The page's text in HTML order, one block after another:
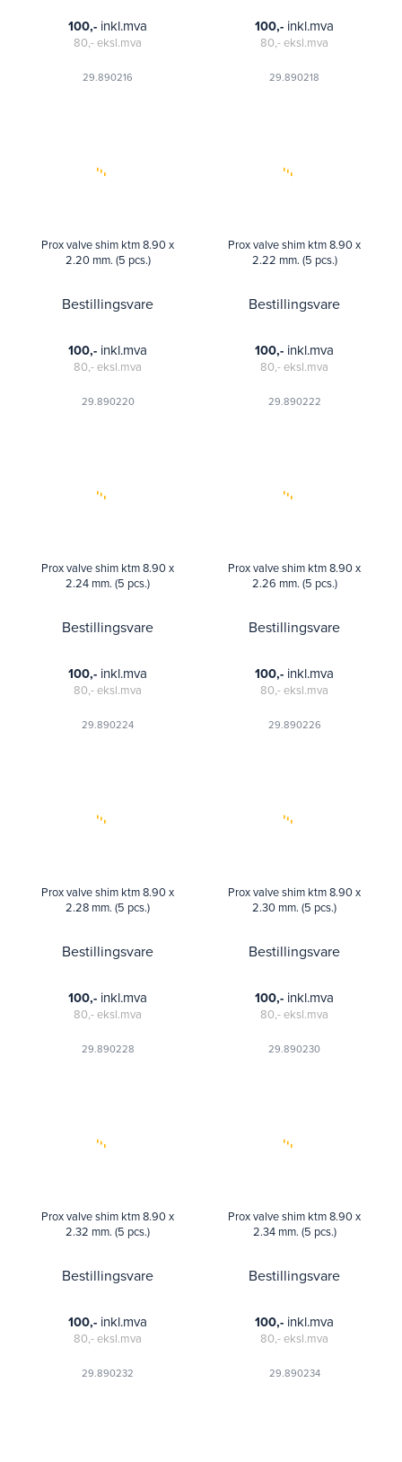
29.890216
100,- inkl.mva
80,-eksl.mva
29.890218
100,- inkl.mva
80,-eksl.mva
Prox valve shim ktm 8.90 x
2.20 mm. (5 pcs.)
Bestillingsvare
29.890220
100,- inkl.mva
80,-eksl.mva
Prox valve shim ktm 8.90 x
2.22 mm. (5 pcs.)
Bestillingsvare
29.890222
100,- inkl.mva
80,-eksl.mva
Prox valve shim ktm 8.90 x
2.24 mm. (5 pcs.)
Bestillingsvare
29.890224
100,- inkl.mva
80,-eksl.mva
Prox valve shim ktm 8.90 x
2.26 mm. (5 pcs.)
Bestillingsvare
29.890226
100,- inkl.mva
80,-eksl.mva
Prox valve shim ktm 8.90 x
2.28 mm. (5 pcs.)
Bestillingsvare
29.890228
100,- inkl.mva
80,-eksl.mva
Prox valve shim ktm 8.90 x
2.30 mm. (5 pcs.)
Bestillingsvare
29.890230
100,- inkl.mva
80,-eksl.mva
Prox valve shim ktm 8.90 x
2.32 mm. (5 pcs.)
Bestillingsvare
29.890232
100,- inkl.mva
80,-eksl.mva
Prox valve shim ktm 8.90 x
2.34 mm. (5 pcs.)
Bestillingsvare
29.890234
100,- inkl.mva
80,-eksl.mva